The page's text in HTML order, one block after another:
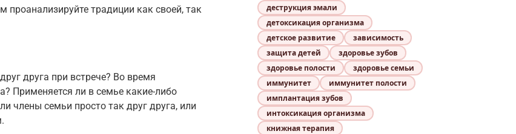
проанализируйте традиции как своей, так
друга при встрече? Во время
Применяется ли в семье какие-либо
члены семьи просто так друг друга, или
деструкция эмали
детоксикация организма
детское развитие
зависимость
защита детей
здоровье зубов
здоровье полости
здоровье семьи
иммунитет
иммунитет полости
имплантация зубов
интоксикация организма
книжная терапия